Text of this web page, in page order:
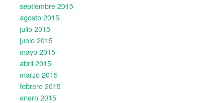
septiembre 2015
agosto 2015
julio 2015
junio 2015
mayo 2015
abril 2015
marzo 2015
febrero 2015
enero 2015